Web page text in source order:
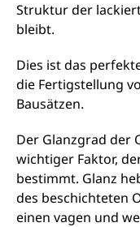
Struktur der
bleibt.
Dies ist das
die Fertigstellung
Bausätzen.
Der Glanzgrad der
wichtiger Faktor,
bestimmt. Glanz
des beschichteten
einen vagen und